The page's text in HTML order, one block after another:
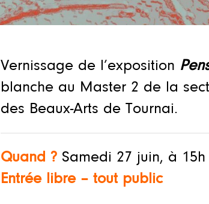
Vernissage de l’exposition
blanche au Master 2 de la
des Beaux-Arts de Tournai.
Quand ? Samedi 27 juin, à 15h
Entrée libre – tout public